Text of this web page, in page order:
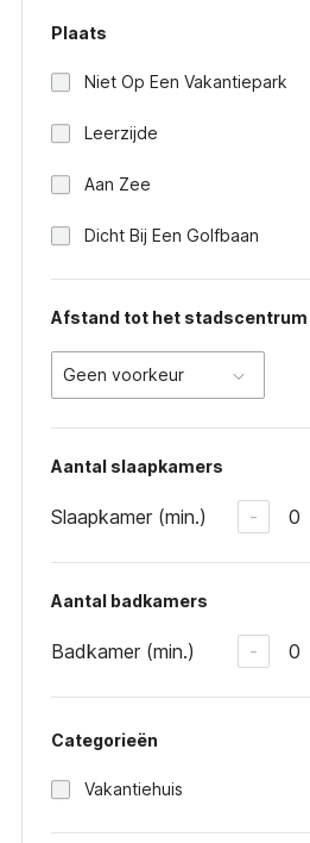
Plaats
Niet Op Een Vakantiepark
Leerzijde
Aan Zee
Dicht Bij Een Golfbaan
Afstand tot het stadscentrum
Geen voorkeur
Aantal slaapkamers
Slaapkamer (min.) - 0
Aantal badkamers
Badkamer (min.) - 0
Categorieën
Vakantiehuis